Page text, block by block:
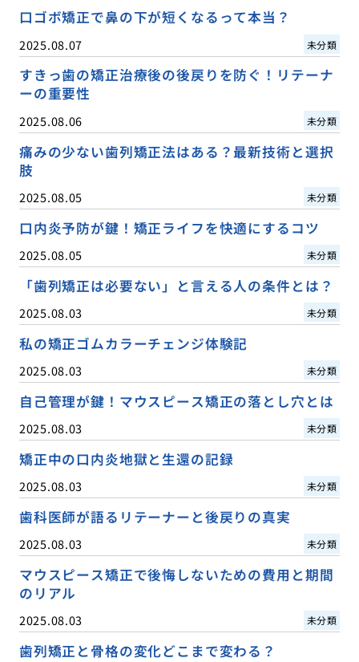
口ゴボ矯正で鼻の下が短くなるって本当？
2025.08.07 未分類
すきっ歯の矯正治療後の後戻りを防ぐ！リテーナ
ーの重要性
2025.08.06 未分類
痛みの少ない歯列矯正法はある？最新技術と選択
肢
2025.08.05 未分類
口内炎予防が鍵！矯正ライフを快適にするコツ
2025.08.05 未分類
「歯列矯正は必要ない」と言える人の条件とは？
2025.08.03 未分類
私の矯正ゴムカラーチェンジ体験記
2025.08.03 未分類
自己管理が鍵！マウスピース矯正の落とし穴とは
2025.08.03 未分類
矯正中の口内炎地獄と生還の記録
2025.08.03 未分類
歯科医師が語るリテーナーと後戻りの真実
2025.08.03 未分類
マウスピース矯正で後悔しないための費用と期間
のリアル
2025.08.03 未分類
歯列矯正と骨格の変化どこまで変わる？